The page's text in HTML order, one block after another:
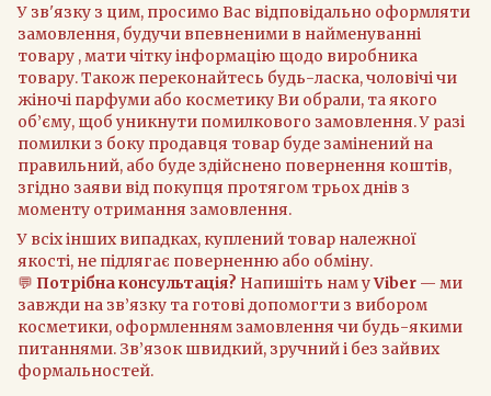
У зв'язку з цим, просимо Вас відповідально оформляти
замовлення, будучи впевненими в найменуванні
товару , мати чітку інформацію щодо виробника
товару. Також переконайтесь будь-ласка, чоловічі чи
жіночі парфуми або косметику Ви обрали, та якого
об’єму, щоб уникнути помилкового замовлення. У разі
помилки з боку продавця товар буде замінений на
правильний, або буде здійснено повернення коштів,
згідно заяви від покупця протягом трьох днів з
моменту отримання замовлення.
У всіх інших випадках, куплений товар належної
якості, не підлягає поверненню або обміну.
💬 Потрібна консультація? Напишіть нам уViber — ми
завжди на зв’язку та готові допомогти з вибором
косметики, оформленням замовлення чи будь-якими
питаннями. Зв’язок швидкий, зручний і без зайвих
формальностей.